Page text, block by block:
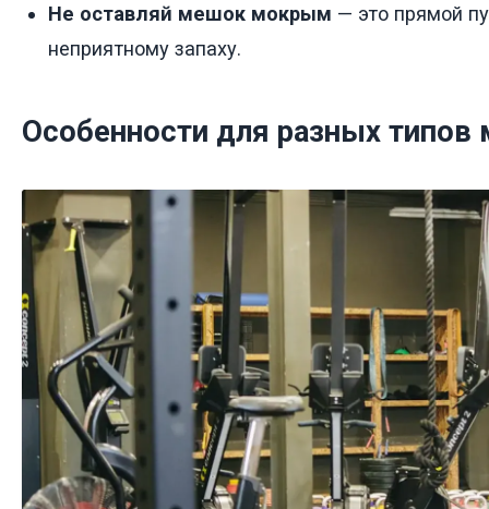
Не оставляй мешок мокрым — это прямой
неприятному запаху.
Особенности для разных